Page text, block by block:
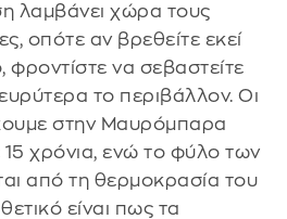
λαμβάνει χώρα τους
οπότε αν βρεθείτε εκεί
φροντίστε να σεβαστείτε
το περιβάλλον. Οι
στην Μαυρόμπαρα
15 χρόνια, ενώ το φύλο των
από τη θερμοκρασία του
είναι πως τα